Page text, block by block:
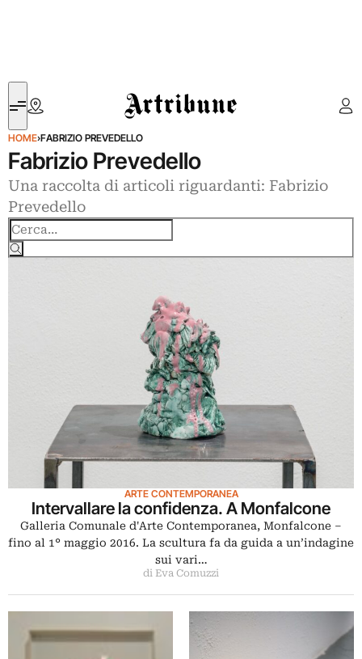
Artribune
HOME›FABRIZIO PREVEDELLO
Fabrizio Prevedello
Una raccolta di articoli riguardanti: Fabrizio
Prevedello
ARTE CONTEMPORANEA
Intervallare la confidenza. A Monfalcone
Galleria Comunale d'Arte Contemporanea, Monfalcone –
fino al 1° maggio 2016. La scultura fa da guida a un’indagine
sui vari…
di Eva Comuzzi